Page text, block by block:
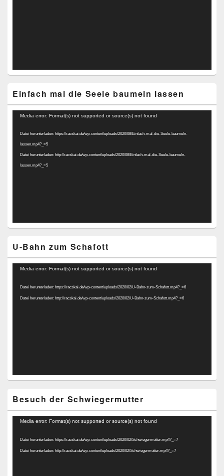
Einfach mal die Seele baumeln lassen
Video-
Media error: Format(s) not supported or source(s) not found
Datei herunterladen: https://racskai.de/wp-content/uploads/2020/08/Einfach-mal-die-Seele-baumeln-
lassen.mp4?_=5
Datei herunterladen: http://racskai.de/wp-content/uploads/2020/08/Einfach-mal-die-Seele-baumeln-
lassen.mp4?_=5
U-Bahn zum Schafott
Video-
Media error: Format(s) not supported or source(s) not found
Datei herunterladen: https://racskai.de/wp-content/uploads/2020/02/U-Bahn-zum-Schafott.mp4?_=6
Datei herunterladen: http://racskai.de/wp-content/uploads/2020/02/U-Bahn-zum-Schafott.mp4?_=6
Besuch der Schwiegermutter
Video-
Media error: Format(s) not supported or source(s) not found
Datei herunterladen: https://racskai.de/wp-content/uploads/2020/02/Schwiegermutter.mp4?_=7
Datei herunterladen: http://racskai.de/wp-content/uploads/2020/02/Schwiegermutter.mp4?_=7